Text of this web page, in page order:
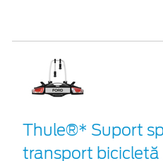
Thule®* Suport
transport bicicletă